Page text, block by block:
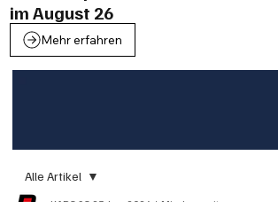
im August 26
Mehr erfahren
Alle Artikel